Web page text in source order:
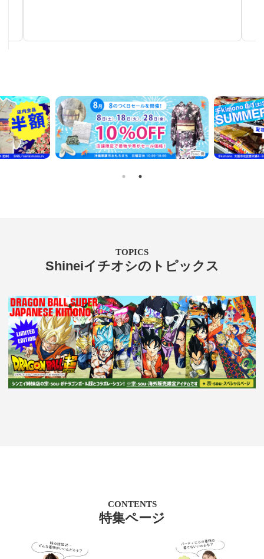
TOPICS
Shineiイチオシのトピックス
CONTENTS
特集ページ